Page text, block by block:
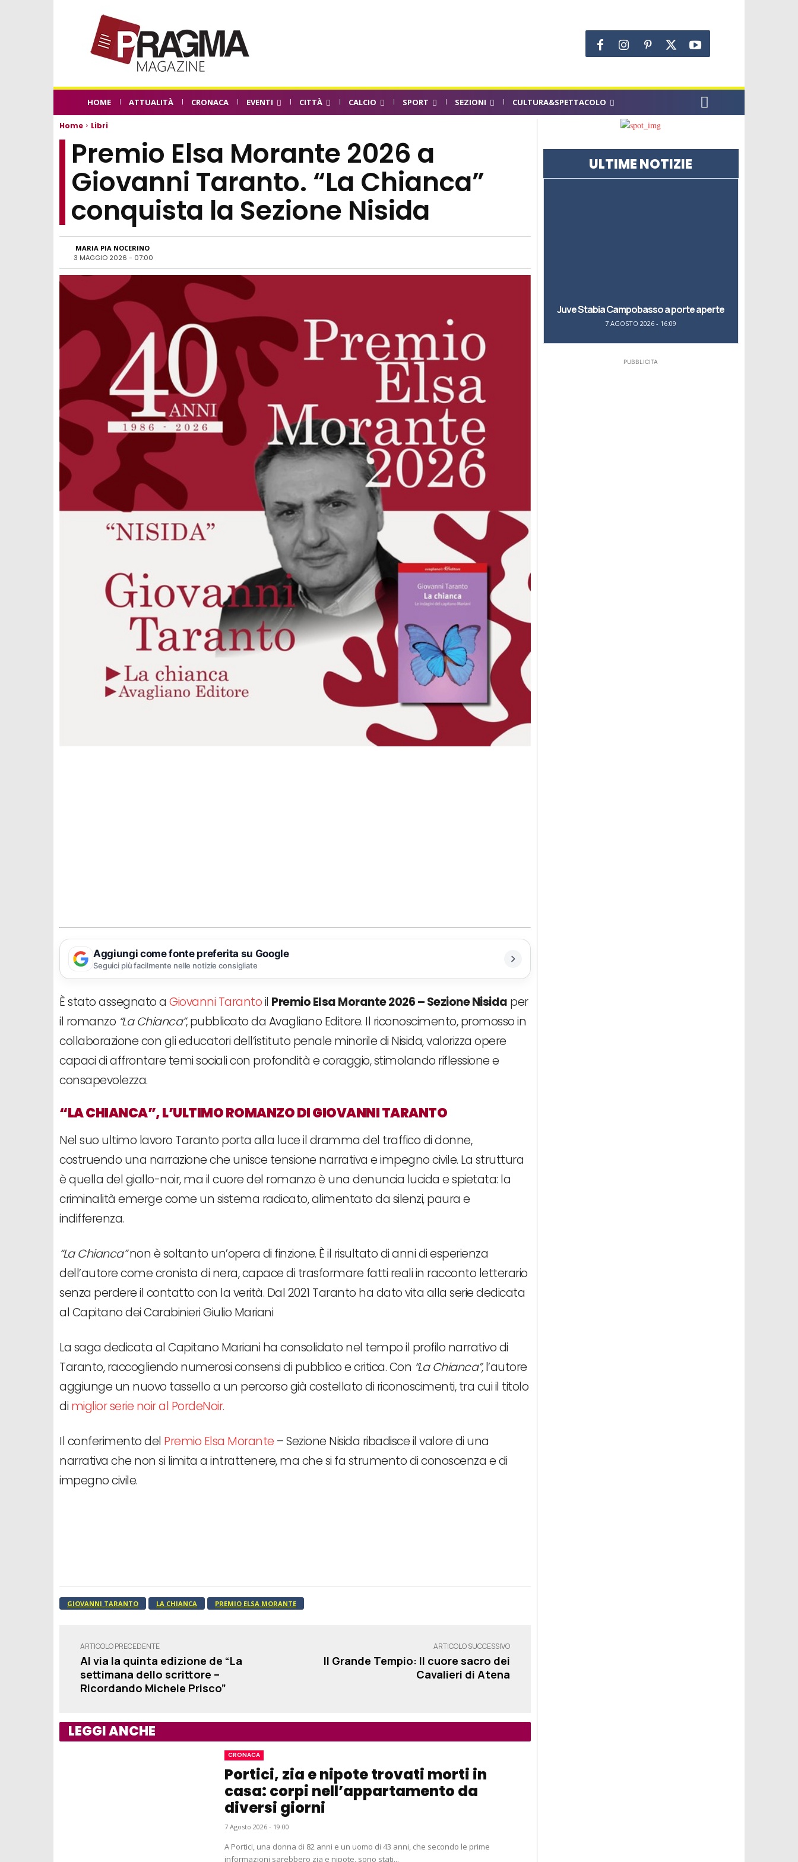
HOME ATTUALITÀ CRONACA EVENTI CITTÀ CALCIO SPORT SEZIONI CULTURA&SPETTACOLO
Home Libri
Premio Elsa Morante 2026 a
Giovanni Taranto. “La Chianca”
conquista la Sezione Nisida
MARIA PIA NOCERINO
3 MAGGIO 2026 - 07:00
Aggiungi come fonte preferita su Google
Seguici più facilmente nelle notizie consigliate
È stato assegnato a Giovanni Tarantoil Premio Elsa Morante 2026 – Sezione Nisida per
il romanzo “La Chianca”, pubblicato da Avagliano Editore. Il riconoscimento, promosso in
collaborazione con gli educatori dell’istituto penale minorile di Nisida, valorizza opere
capaci di affrontare temi sociali con profondità e coraggio, stimolando riflessione e
consapevolezza.
“LA CHIANCA”, L’ULTIMO ROMANZO DI GIOVANNI TARANTO
Nel suo ultimo lavoro Taranto porta alla luce il dramma del traffico di donne,
costruendo una narrazione che unisce tensione narrativa e impegno civile. La struttura
è quella del giallo-noir, ma il cuore del romanzo è una denuncia lucida e spietata: la
criminalità emerge come un sistema radicato, alimentato da silenzi, paura e
indifferenza.
“La Chianca”non è soltanto un’opera di finzione. È il risultato di anni di esperienza
dell’autore come cronista di nera, capace di trasformare fatti reali in racconto letterario
senza perdere il contatto con la verità. Dal 2021 Taranto ha dato vita alla serie dedicata
al Capitano dei Carabinieri Giulio Mariani
La saga dedicata al Capitano Mariani ha consolidato nel tempo il profilo narrativo di
Taranto, raccogliendo numerosi consensi di pubblico e critica. Con “La Chianca”, l’autore
aggiunge un nuovo tassello a un percorso già costellato di riconoscimenti, tra cui il titolo
di miglior serie noir al PordeNoir.
Il conferimento del Premio Elsa Morante – Sezione Nisida ribadisce il valore di una
narrativa che non si limita a intrattenere, ma che si fa strumento di conoscenza e di
impegno civile.
GIOVANNI TARANTO LA CHIANCA PREMIO ELSA MORANTE
ARTICOLO PRECEDENTE
Al via la quinta edizione de “La
settimana dello scrittore –
Ricordando Michele Prisco”
ARTICOLO SUCCESSIVO
Il Grande Tempio: Il cuore sacro dei
Cavalieri di Atena
LEGGI ANCHE
CRONACA
Portici, zia e nipote trovati morti in
casa: corpi nell’appartamento da
diversi giorni
7 Agosto 2026 - 19:00
A Portici, una donna di 82 anni e un uomo di 43 anni, che secondo le prime
informazioni sarebbero zia e nipote, sono stati...
ULTIME NOTIZIE
Juve Stabia Campobasso a porte aperte
7 AGOSTO 2026 - 16:09
PUBBLICITA